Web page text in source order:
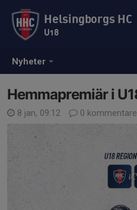
Nyheter
Helsingborgs HC
U18
Hemmapremiär i
8 jan, 09:12 0